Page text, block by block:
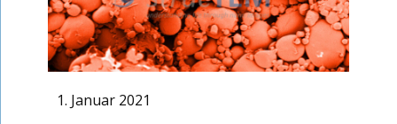
1. Januar 2021